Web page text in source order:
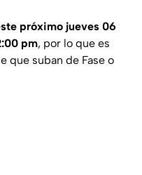
próximo jueves 06
pm, por lo que es
que suban de Fase o